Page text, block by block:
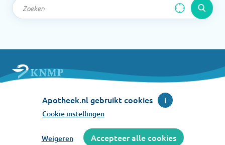
Nederlandse Maatschappij ter bevordering der
Pharmacie
Apotheek.nl gebruikt cookies i
Cookie instellingen
Weigeren Accepteer alle cookies